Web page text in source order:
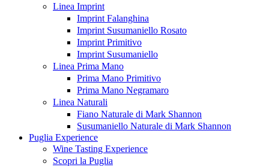
Linea Imprint
Imprint Falanghina
Imprint Susumaniello Rosato
Imprint Primitivo
Imprint Susumaniello
Linea Prima Mano
Prima Mano Primitivo
Prima Mano Negramaro
Linea Naturali
Fiano Naturale di Mark Shannon
Susumaniello Naturale di Mark Shannon
Puglia Experience
Wine Tasting Experience
Scopri la Puglia